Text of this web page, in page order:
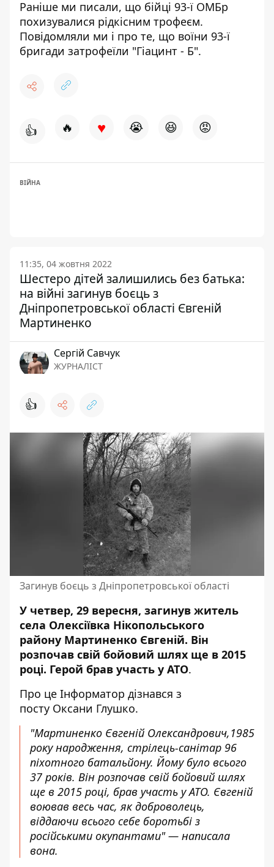
Раніше ми писали, що бійці 93-ї ОМБр
похизувалися рідкісним трофеєм.
Повідомляли ми і про те, що воїни 93-ї
бригади затрофеїли "Гіацинт - Б".
👍 🔥 ♥ 😭 😆 😡
ВІЙНА
11:35, 04 жовтня 2022
Шестеро дітей залишились без батька:
на війні загинув боєць з
Дніпропетровської області Євгеній
Мартиненко
Сергій Савчук
ЖУРНАЛІСТ
👍
Загинув боєць з Дніпропетровської області
У четвер, 29 вересня, загинув житель
села Олексіївка Нікопольського
району Мартиненко Євгеній. Він
розпочав свій бойовий шлях ще в 2015
році. Герой брав участь у АТО.
Про це Інформатор дізнався з
посту Оксани Глушко.
"Мартиненко Євгеній Олександрович,1985
року народження, стрілець-санітар 96
піхотного батальйону. Йому було всього
37 років. Він розпочав свій бойовий шлях
ще в 2015 році, брав участь у АТО. Євгеній
воював весь час, як доброволець,
віддаючи всього себе боротьбі з
російськими окупантами" — написала
вона.